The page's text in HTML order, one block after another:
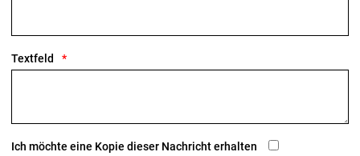
Lock-Scheibenaufnahme, 100 x 12 mm-Steckachse
Freilaufnabe von Shimano, 142 x 12 mm-
Steckachse
Textfeld
Ich möchte eine Kopie dieser Nachricht erhalten